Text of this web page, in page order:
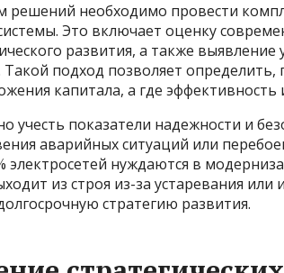
решений необходимо провести
Это включает оценку
развития, а также выявление
Такой подход позволяет
капитала, а где
учесть показатели надежности и
аварийных ситуаций или
электросетей нуждаются в
из строя из-за устаревания или
стратегию развития.